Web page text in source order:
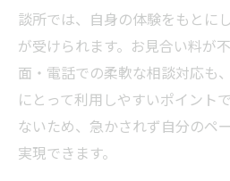
談所では、自身の体験をもとに
が受けられます。お見合い料が
面・電話での柔軟な相談対応も
にとって利用しやすいポイント
ないため、急かされず自分のペ
実現できます。